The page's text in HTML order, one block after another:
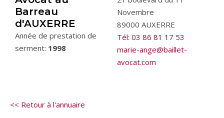
Barreau
d'AUXERRE
Année de prestation de
serment: 1998
Novembre
89000 AUXERRE
Tél: 03 86 81 17 53
marie-ange@baillet-
avocat.com
<< Retour à l'annuaire